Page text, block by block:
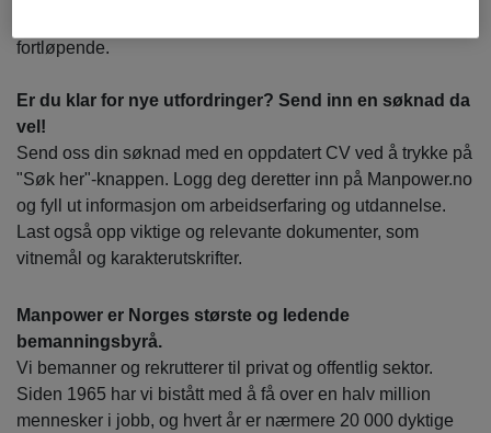
fortløpende.
Er du klar for nye utfordringer? Send inn en søknad da
vel!
Send oss din søknad med en oppdatert CV ved å trykke på
"Søk her"-knappen. Logg deg deretter inn på Manpower.no
og fyll ut informasjon om arbeidserfaring og utdannelse.
Last også opp viktige og relevante dokumenter, som
vitnemål og karakterutskrifter.
Manpower er Norges største og ledende
bemanningsbyrå.
Vi bemanner og rekrutterer til privat og offentlig sektor.
Siden 1965 har vi bistått med å få over en halv million
mennesker i jobb, og hvert år er nærmere 20 000 dyktige